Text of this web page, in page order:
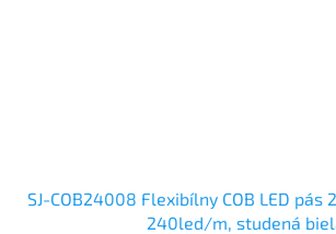
SJ-COB24008 Flexibílny COB LED pás
240led/m, studená